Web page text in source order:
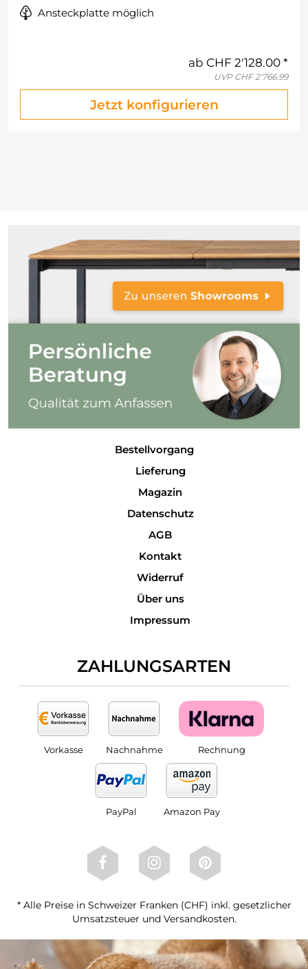
Ansteckplatte möglich
ab CHF 2'128.00
UVP CHF 2'766.99
Jetzt konfigurieren
Bestellvorgang
Lieferung
Magazin
Datenschutz
AGB
Kontakt
Widerruf
Über uns
Impressum
ZAHLUNGSARTEN
Vorkasse Nachnahme Rechnung
PayPal Amazon Pay
* Alle Preise in Schweizer Franken (CHF) inkl. gesetzlicher
Umsatzsteuer und Versandkosten.